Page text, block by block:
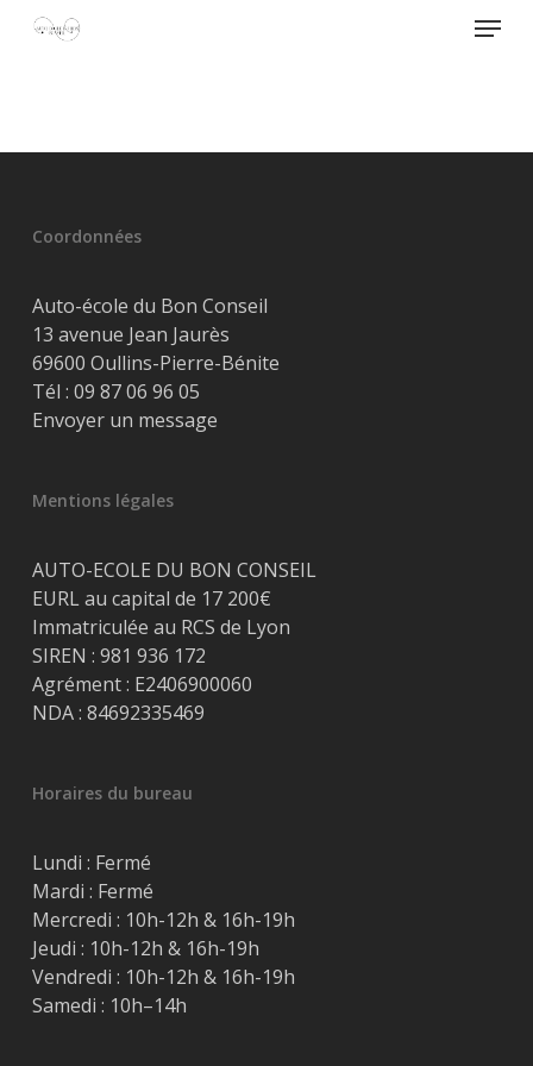
Skip
Menu
Coordonnées
Auto-école du Bon Conseil
13 avenue Jean Jaurès
69600 Oullins-Pierre-Bénite
Tél : 09 87 06 96 05
Envoyer un message
Mentions légales
AUTO-ECOLE DU BON CONSEIL
EURL au capital de 17 200€
Immatriculée au RCS de Lyon
SIREN : 981 936 172
Agrément : E2406900060
NDA : 84692335469
Horaires du bureau
Lundi : Fermé
Mardi : Fermé
Mercredi : 10h-12h & 16h-19h
Jeudi : 10h-12h & 16h-19h
Vendredi : 10h-12h & 16h-19h
Samedi : 10h–14h